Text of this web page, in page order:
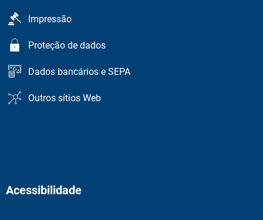
Impressão
Proteção de dados
Dados bancários e SEPA
Outros sítios Web
Acessibilidade